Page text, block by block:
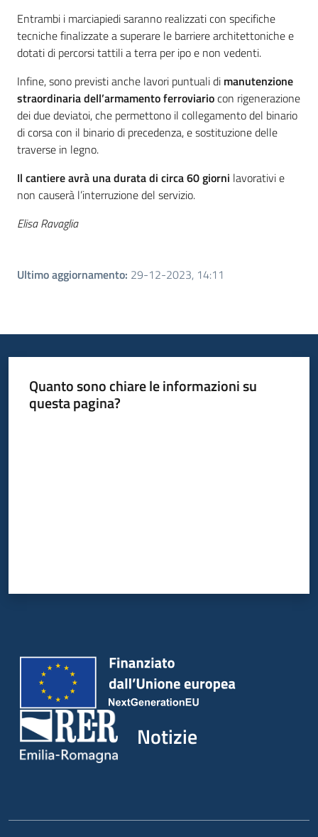
Entrambi i marciapiedi saranno realizzati con specifiche
tecniche finalizzate a superare le barriere architettoniche e
dotati di percorsi tattili a terra per ipo e non vedenti.
Infine, sono previsti anche lavori puntuali di manutenzione
straordinaria dell’armamento ferroviariocon rigenerazione
dei due deviatoi, che permettono il collegamento del binario
di corsa con il binario di precedenza, e sostituzione delle
traverse in legno.
Il cantiere avrà una durata di circa 60 giorni lavorativi e
non causerà l’interruzione del servizio.
Elisa Ravaglia
Ultimo aggiornamento: 29-12-2023, 14:11
Quanto sono chiare le informazioni su
questa pagina?
Notizie